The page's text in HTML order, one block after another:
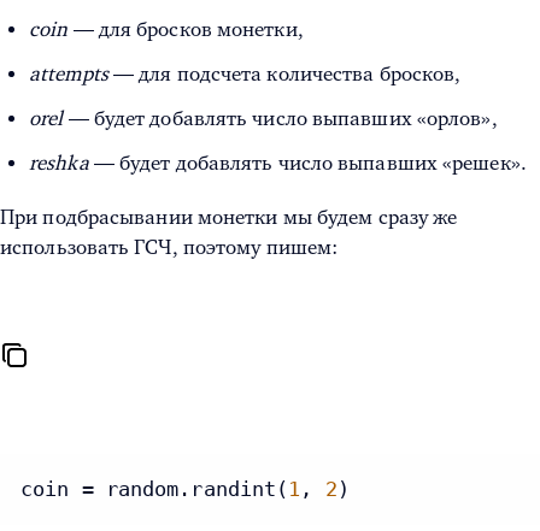
coin — для бросков монетки,
attempts— для подсчета количества бросков,
orel— будет добавлять число выпавших «орлов»,
reshka— будет добавлять число выпавших «решек».
При подбрасывании монетки мы будем сразу же
использовать ГСЧ, поэтому пишем:
coin = random.randint( 1 , 2 )